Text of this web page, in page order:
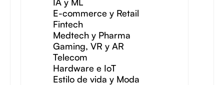
E-commerce y Retail
Fintech
Medtech y Pharma
Gaming, VR y AR
Telecom
Hardware e IoT
Estilo de vida y Moda